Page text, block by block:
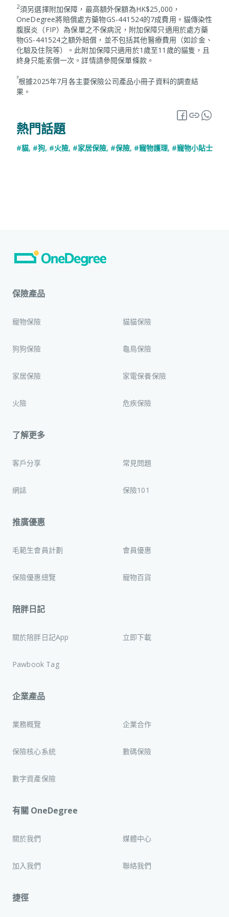
2須另選擇附加保障，最高額外保額為HK$25,000，
OneDegree將賠償處方藥物GS-441524的7成費用。貓傳染性
腹膜炎（FIP）為保單之不保病況，附加保障只適用於處方藥
物GS-441524之額外賠償，並不包括其他醫療費用（如診金、
化驗及住院等）。此附加保障只適用於1歲至11歲的貓隻，且
終身只能索償一次。詳情請參閱保單條款。
³根據2025年7月各主要保險公司產品小冊子資料的調查結
果。
熱門話題
#貓, #狗, #火險, #家居保險, #保險, #寵物護理, #寵物小貼士
保險產品
寵物保險 貓貓保險
狗狗保險 龜鳥保險
家居保險 家電保養保險
火險 危疾保險
了解更多
客戶分享 常見問題
網誌 保險101
推廣優惠
毛範生會員計劃 會員優惠
保險優惠總覽 寵物百貨
陪胖日記
關於陪胖日記App 立即下載
Pawbook Tag
企業產品
業務概覽 企業合作
保險核心系統 數碼保險
數字資產保險
有關 OneDegree
關於我們 媒體中心
加入我們 聯絡我們
捷徑